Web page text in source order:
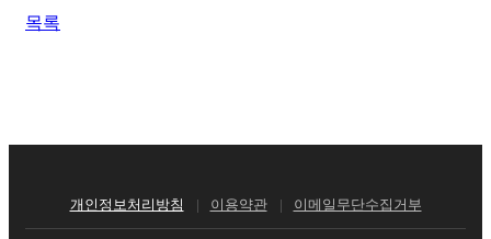
목록
개인정보처리방침 이용약관 이메일무단수집거부